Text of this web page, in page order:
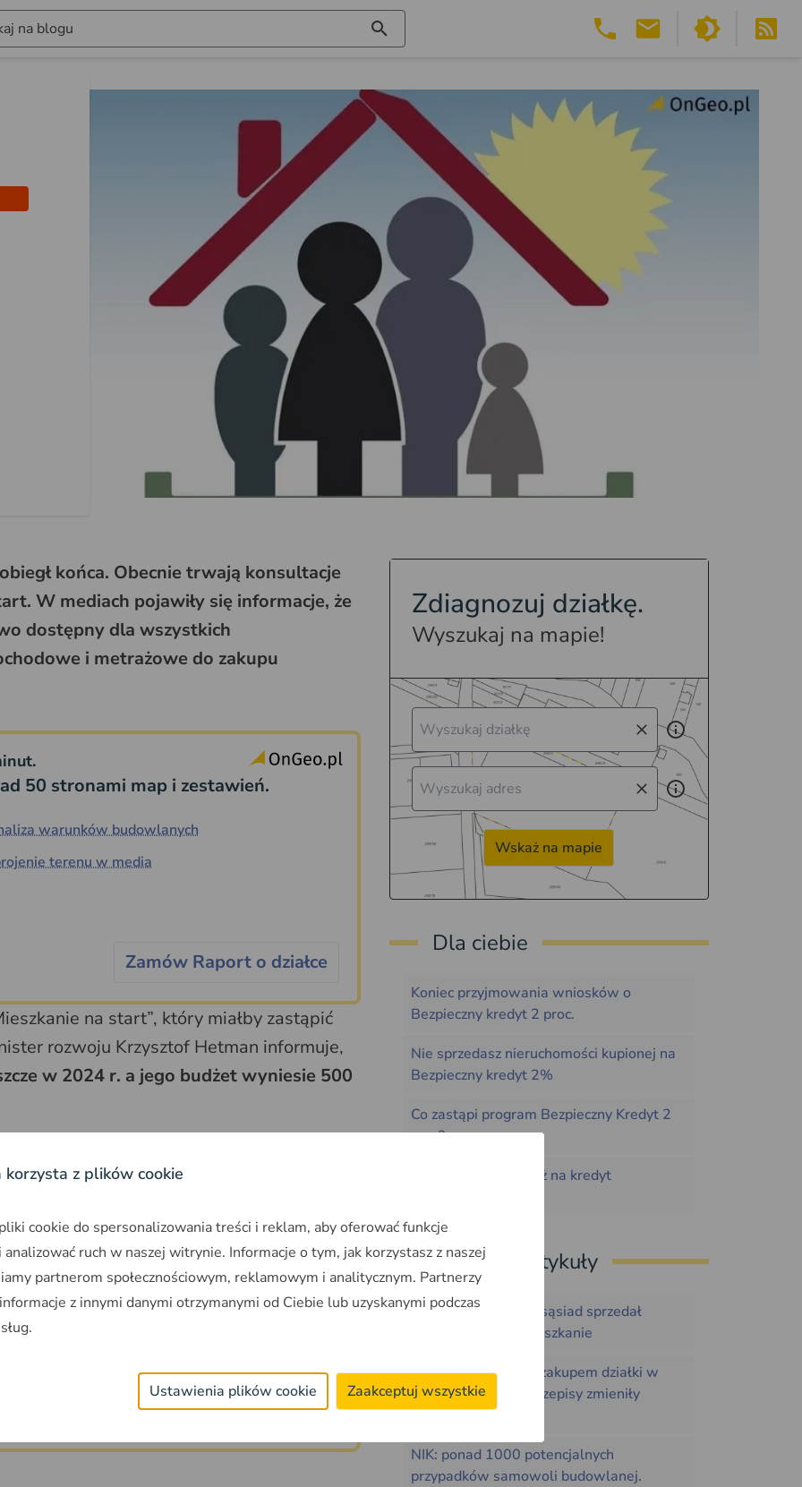
na blogu
końca. Obecnie trwają konsultacje
W mediach pojawiły się informacje, że
dostępny dla wszystkich
i metrażowe do zakupu
50 stronami map i zestawień.
warunków budowlanych
terenu w media
Zamów Raport o działce
na start”, który miałby zastąpić
rozwoju Krzysztof Hetman informuje,
w 2024 r. a jego budżet wyniesie 500
rodziny. W założeniu
będą mogli się starać o kredyt w ramach
roku życia.
mieszkania. Jest wyjątek w
chce mieć większe mieszkanie,
uzyskać wsparcie.
Zdiagnozuj działkę.
Wyszukaj na mapie!
Wskaż na mapie
Dla ciebie
Koniec przyjmowania wniosków o
Bezpieczny kredyt 2 proc.
Nie sprzedasz nieruchomości kupionej na
Bezpieczny kredyt 2%
Co zastąpi program Bezpieczny Kredyt 2
proc?
Czy Polaków stać już na kredyt
Ostatnie artykuły
Jak sprawdzić za ile sąsiad sprzedał
działkę, dom lub mieszkanie
Co sprawdzić przed zakupem działki w
2026 roku. Nowe przepisy zmieniły
zasady gry
NIK: ponad 1000 potencjalnych
przypadków samowoli budowlanej.
korzysta z plików cookie
cookie do spersonalizowania treści i reklam, aby oferować funkcje
analizować ruch w naszej witrynie. Informacje o tym, jak korzystasz z naszej
partnerom społecznościowym, reklamowym i analitycznym. Partnerzy
z innymi danymi otrzymanymi od Ciebie lub uzyskanymi podczas
Ustawienia plików cookie Zaakceptuj wszystkie